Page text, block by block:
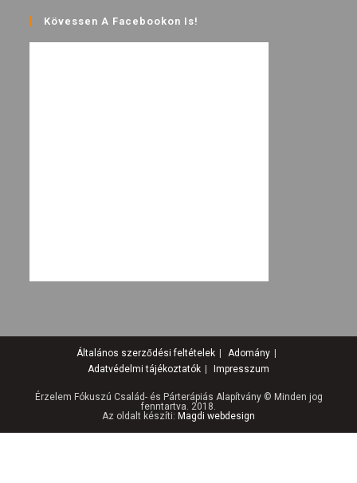
Kövessen A Facebookon Is!
Általános szerződési feltételek
Adomány
Adatvédelmi tájékoztatók
Impresszum
Érzelem Fókuszú Család- és Párterápiás Alapítvány © Minden jog
fenntartva. 2018.
Az oldalt készíti: Magdi webdesign